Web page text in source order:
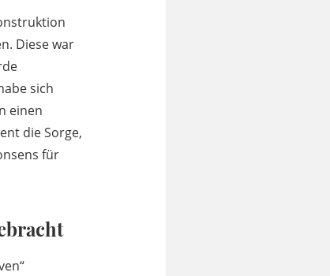
Diese war
sich
einen
die Sorge,
für